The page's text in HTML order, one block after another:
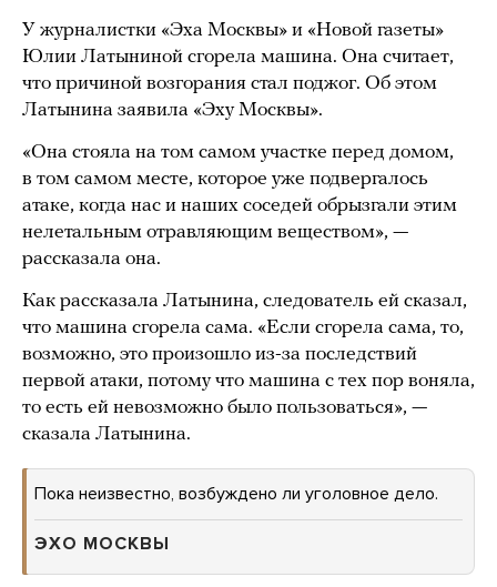
У журналистки «Эха Москвы» и «Новой газеты»
Юлии Латыниной сгорела машина. Она считает,
что причиной возгорания стал поджог. Об этом
Латынина заявила «Эху Москвы».
«Она стояла на том самом участке перед домом,
в том самом месте, которое уже подвергалось
атаке, когда нас и наших соседей обрызгали этим
нелетальным отравляющим веществом», —
рассказала она.
Как рассказала Латынина, следователь ей сказал,
что машина сгорела сама. «Если сгорела сама, то,
возможно, это произошло из-за последствий
первой атаки, потому что машина с тех пор воняла,
то есть ей невозможно было пользоваться», —
сказала Латынина.
Пока неизвестно, возбуждено ли уголовное дело.
ЭХО МОСКВЫ